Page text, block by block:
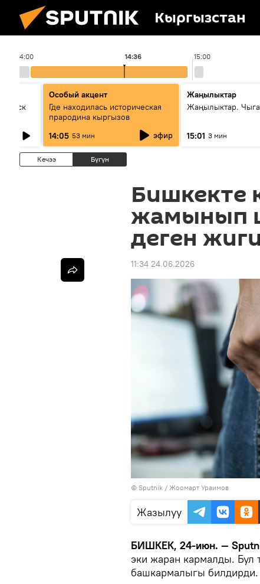
Кыргызстан
14:00 15:00
14:36
Особый акцент
Где находилась историческая
прародина кыргызов
14:05 53 мин эфир
Жаңылыктар
Жаңылыктар.
15:01 3 мин
Кечээ Бүгүн
Бишкекте
жамынып
деген
11:34 24.06.2026
© Sputnik / Жоомарт Ураимов
Жазылуу
БИШКЕК, 24-июн. —
эки жаран кармалды. Бул
башкармалыгы билдирди.